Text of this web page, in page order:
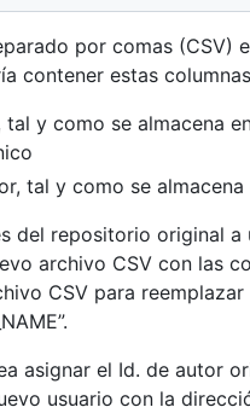
por comas (CSV)
contener estas
tal y como se almacena
tal y como se
del repositorio original
archivo CSV con las
CSV para
asignar el Id. de autor
usuario con la